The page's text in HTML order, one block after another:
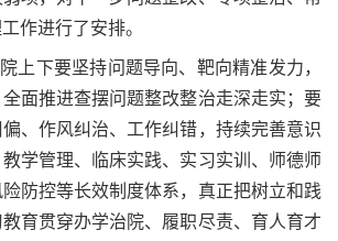
作进行了安排。
上下要坚持问题导向、靶向精准发力，
面推进查摆问题整改整治走深走实；要
、作风纠治、工作纠错，持续完善意识
学管理、临床实践、实习实训、师德师
防控等长效制度体系，真正把树立和践
育贯穿办学治院、履职尽责、育人育才